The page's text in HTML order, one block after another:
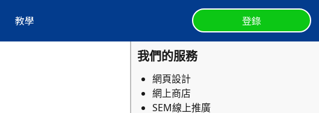
教學 登錄
我們的服務
網頁設計
網上商店
SEM線上推廣